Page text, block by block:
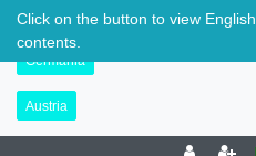
Click on the button to view English
contents.
Svizzera
Germania
Austria